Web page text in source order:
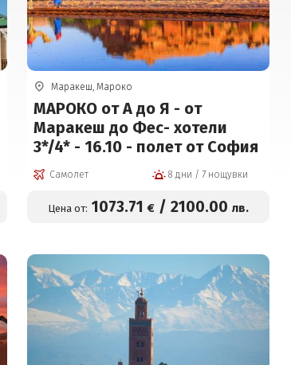
Маракеш, Мароко
МАРОКО от А до Я - от
Маракеш до Фес- хотели
3*/4* - 16.10 - полет от София
Самолет 8 дни / 7 нощувки
Цена от: 1073.71 €/ 2100.00 лв.